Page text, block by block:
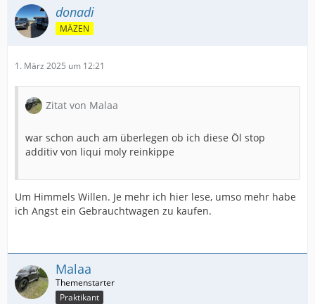
donadi
MÄZEN
1. März 2025 um 12:21
Zitat von Malaa
war schon auch am überlegen ob ich diese Öl stop
additiv von liqui moly reinkippe
Um Himmels Willen. Je mehr ich hier lese, umso mehr habe
ich Angst ein Gebrauchtwagen zu kaufen.
Malaa
Praktikant